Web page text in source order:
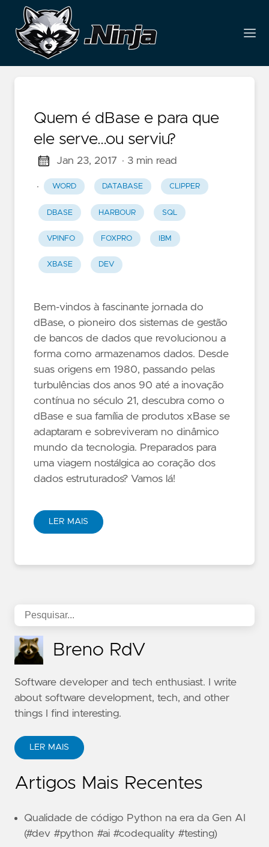
Quem é dBase e para que
ele serve…ou serviu?
Jan 23, 2017 · 3 min read
· WORD DATABASE CLIPPER
DBASE HARBOUR SQL
VPINFO FOXPRO IBM
XBASE DEV
Bem-vindos à fascinante jornada do
dBase, o pioneiro dos sistemas de gestão
de bancos de dados que revolucionou a
forma como armazenamos dados. Desde
suas origens em 1980, passando pelas
turbulências dos anos 90 até a inovação
contínua no século 21, descubra como o
dBase e sua família de produtos xBase se
adaptaram e sobreviveram no dinâmico
mundo da tecnologia. Preparados para
uma viagem nostálgica ao coração dos
dados estruturados? Vamos lá!
LER MAIS
Breno RdV
Software developer and tech enthusiast. I write
about software development, tech, and other
things I find interesting.
LER MAIS
Artigos Mais Recentes
Qualidade de código Python na era da Gen AI
(#dev #python #ai #codequality #testing)